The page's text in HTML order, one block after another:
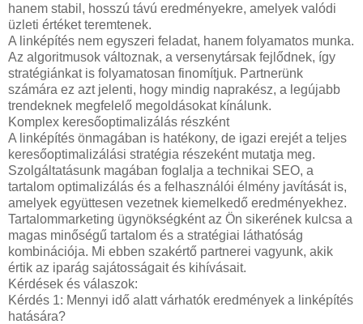
hanem stabil, hosszú távú eredményekre, amelyek valódi
üzleti értéket teremtenek.
A linképítés nem egyszeri feladat, hanem folyamatos munka.
Az algoritmusok változnak, a versenytársak fejlődnek, így
stratégiánkat is folyamatosan finomítjuk. Partnerünk
számára ez azt jelenti, hogy mindig naprakész, a legújabb
trendeknek megfelelő megoldásokat kínálunk.
Komplex keresőoptimalizálás részként
A linképítés önmagában is hatékony, de igazi erejét a teljes
keresőoptimalizálási stratégia részeként mutatja meg.
Szolgáltatásunk magában foglalja a technikai SEO, a
tartalom optimalizálás és a felhasználói élmény javítását is,
amelyek együttesen vezetnek kiemelkedő eredményekhez.
Tartalommarketing ügynökségként az Ön sikerének kulcsa a
magas minőségű tartalom és a stratégiai láthatóság
kombinációja. Mi ebben szakértő partnerei vagyunk, akik
értik az iparág sajátosságait és kihívásait.
Kérdések és válaszok:
Kérdés 1: Mennyi idő alatt várhatók eredmények a linképítés
hatására?